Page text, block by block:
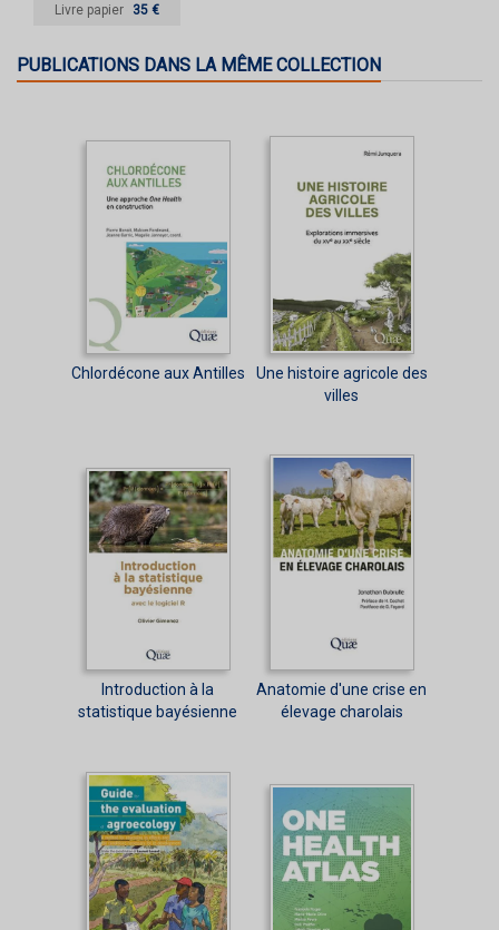
Livre papier 35 €
PUBLICATIONS DANS LA MÊME COLLECTION
Chlordécone aux Antilles
Une histoire agricole des
villes
Introduction à la
statistique bayésienne
Anatomie d'une crise en
élevage charolais